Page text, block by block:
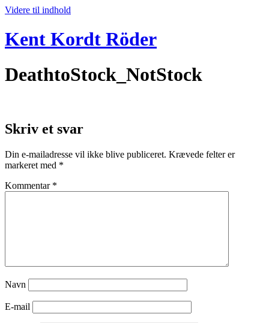
Videre til indhold
Kent Kordt Röder
DeathtoStock_NotStock
Skriv et svar
Din e-mailadresse vil ikke blive publiceret. Krævede felter er
markeret med *
Kommentar *
Navn
E-mail